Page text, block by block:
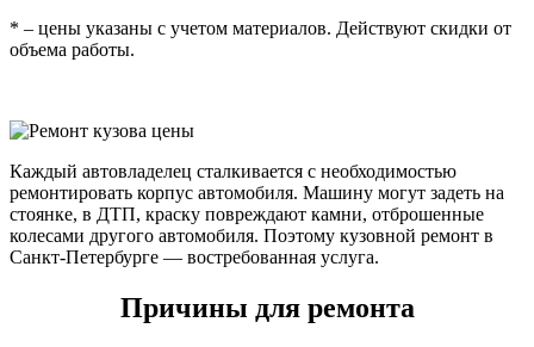
* – цены указаны с учетом материалов. Действуют скидки от
объема работы.
Каждый автовладелец сталкивается с необходимостью
ремонтировать корпус автомобиля. Машину могут задеть на
стоянке, в ДТП, краску повреждают камни, отброшенные
колесами другого автомобиля. Поэтому кузовной ремонт в
Санкт-Петербурге — востребованная услуга.
Причины для ремонта